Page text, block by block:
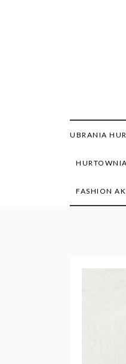
UBRANIA
FASHION